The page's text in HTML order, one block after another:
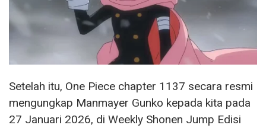
Setelah itu, One Piece chapter 1137 secara resmi
mengungkap Manmayer Gunko kepada kita pada
27 Januari 2026, di Weekly Shonen Jump Edisi